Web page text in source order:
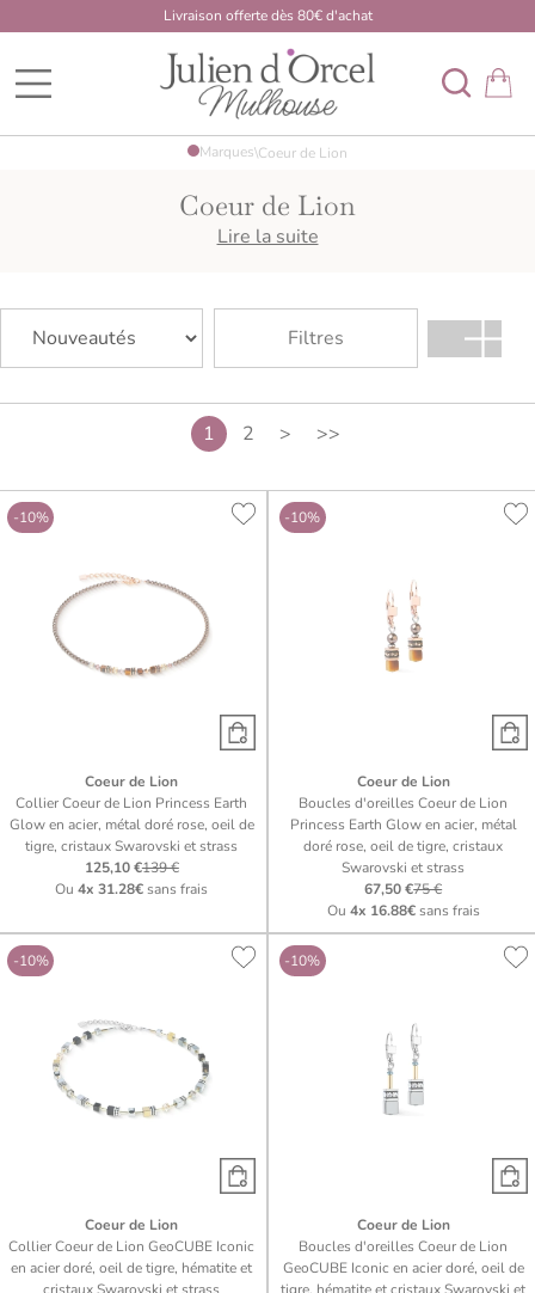
Livraison offerte dès 80€ d'achat
BDK Developpement Mulhouse
Marques\Coeur de Lion
Coeur de Lion
Coeur de Lion propose des bijoux colorés et élégants,
porter au quotidien comme lors d’occasions plus
habillées, les créations de la marque se déclinent en
composer une parure harmonieuse et lumineuse.
Lire la suite
Filtres
1 2 > >>
-10%
Coeur de Lion
Collier Coeur de Lion Princess Earth
Glow en acier, métal doré rose, oeil de
tigre, cristaux Swarovski et strass
125,10 €139 €
Ou4x 31.28€sans frais
-10%
Coeur de Lion
Boucles d'oreilles Coeur de Lion
Princess Earth Glow en acier, métal
doré rose, oeil de tigre, cristaux
Swarovski et strass
67,50 €75 €
Ou 4x 16.88€sans frais
-10%
Coeur de Lion
Collier Coeur de Lion GeoCUBE Iconic
en acier doré, oeil de tigre, hématite et
-10%
Coeur de Lion
Boucles d'oreilles Coeur de Lion
GeoCUBE Iconic en acier doré, oeil de